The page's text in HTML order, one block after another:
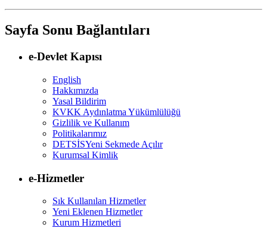
Sayfa Sonu Bağlantıları
e-Devlet Kapısı
English
Hakkımızda
Yasal Bildirim
KVKK Aydınlatma Yükümlülüğü
Gizlilik ve Kullanım
Politikalarımız
DETSİSYeni Sekmede Açılır
Kurumsal Kimlik
e-Hizmetler
Sık Kullanılan Hizmetler
Yeni Eklenen Hizmetler
Kurum Hizmetleri